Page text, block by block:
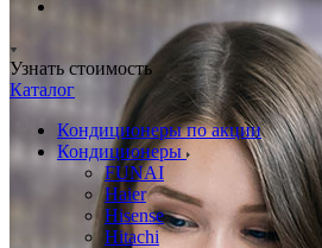
Узнать стоимость
Каталог
Кондиционеры по акции
Кондиционеры
FUNAI
Haier
Hisense
Hitachi